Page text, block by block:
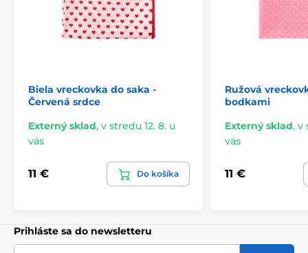
Biela vreckovka do saka -
Červená srdce
Externý sklad, v stredu 12. 8. u
vás
11 € Do košíka
Ružová
bodkami
Externý sklad, v
vás
11 €
Prihláste sa do newsletteru